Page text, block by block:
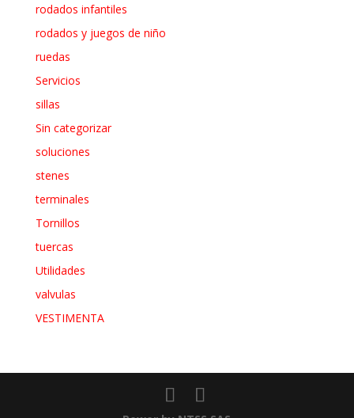
rodados infantiles
rodados y juegos de niño
ruedas
Servicios
sillas
Sin categorizar
soluciones
stenes
terminales
Tornillos
tuercas
Utilidades
valvulas
VESTIMENTA